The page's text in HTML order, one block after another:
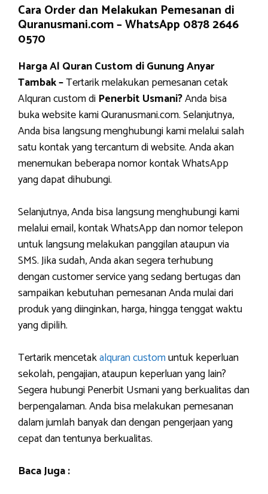
Cara Order dan Melakukan Pemesanan di
Quranusmani.com –WhatsApp 0878 2646
0570
Harga Al Quran Custom di Gunung Anyar
Tambak –Tertarik melakukan pemesanan cetak
Alquran custom di Penerbit Usmani?Anda bisa
buka website kami Quranusmani.com. Selanjutnya,
Anda bisa langsung menghubungi kami melalui salah
satu kontak yang tercantum di website. Anda akan
menemukan beberapa nomor kontak WhatsApp
yang dapat dihubungi.
Selanjutnya, Anda bisa langsung menghubungi kami
melalui email, kontak WhatsApp dan nomor telepon
untuk langsung melakukan panggilan ataupun via
SMS. Jika sudah, Anda akan segera terhubung
dengan customer service yang sedang bertugas dan
sampaikan kebutuhan pemesanan Anda mulai dari
produk yang diinginkan, harga, hingga tenggat waktu
yang dipilih.
Tertarik mencetakalquran customuntuk keperluan
sekolah, pengajian, ataupun keperluan yang lain?
Segera hubungi Penerbit Usmani yang berkualitas dan
berpengalaman. Anda bisa melakukan pemesanan
dalam jumlah banyak dan dengan pengerjaan yang
cepat dan tentunya berkualitas.
Baca Juga :